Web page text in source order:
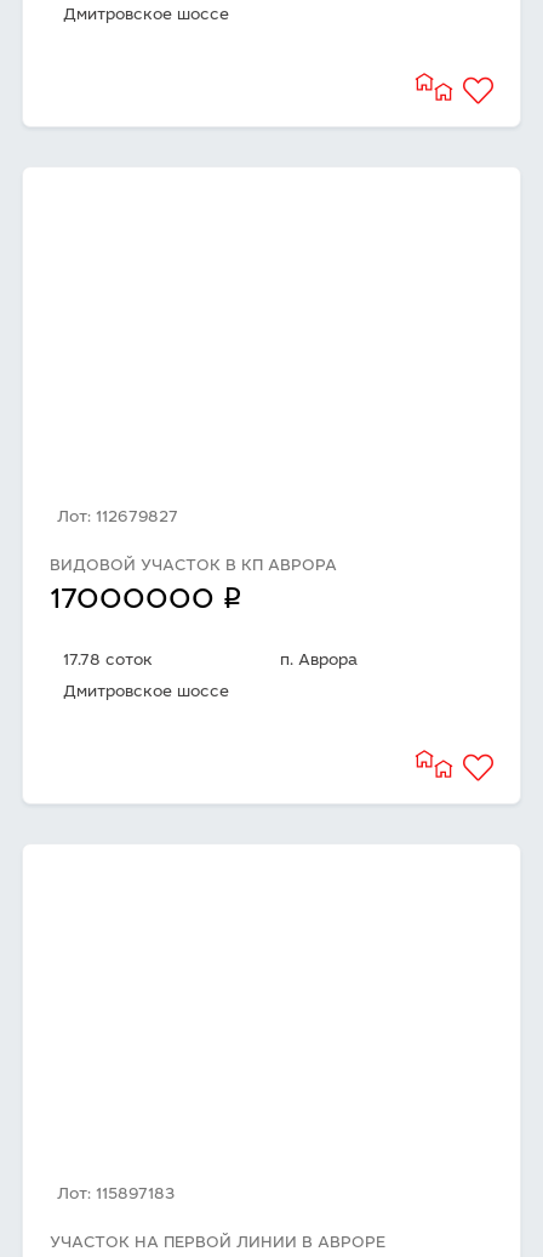
Дмитровское шоссе
Лот: 112679827
ВИДОВОЙ УЧАСТОК В КП АВРОРА
17000000 q
17.78 соток
п. Аврора
Дмитровское шоссе
Лот: 115897183
УЧАСТОК НА ПЕРВОЙ ЛИНИИ В АВРОРЕ